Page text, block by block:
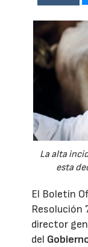
La alta
esta
El Boletín
Resolución
director
del